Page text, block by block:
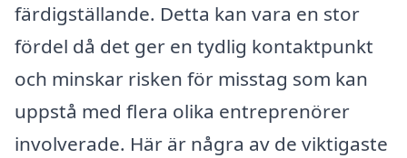
färdigställande. Detta kan vara en stor
fördel då det ger en tydlig kontaktpunkt
och minskar risken för misstag som kan
uppstå med flera olika entreprenörer
involverade. Här är några av de viktigaste